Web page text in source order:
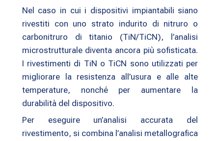
Nel caso in cui i dispositivi impiantabili siano
rivestiti con uno strato indurito di nitruro o
carbonitruro di titanio (TiN/TiCN), l’analisi
microstrutturale diventa ancora più sofisticata.
I rivestimenti di TiN o TiCN sono utilizzati per
migliorare la resistenza all’usura e alle alte
temperature, nonché per aumentare la
durabilità del dispositivo.
Per eseguire un’analisi accurata del
rivestimento, si combina l’analisi metallografica